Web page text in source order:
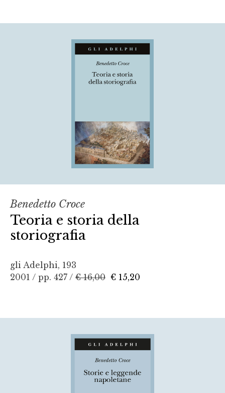
Benedetto Croce
Teoria e storia della
storiografia
gli Adelphi, 193
2001 / pp. 427 / € 16,00 € 15,20